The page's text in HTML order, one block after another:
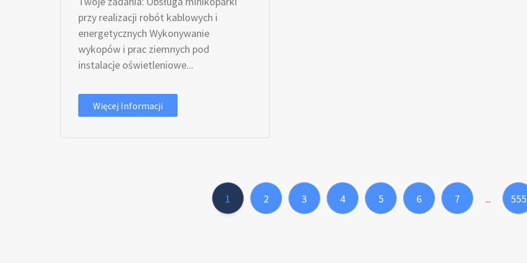
przy realizacji robót kablowych i
energetycznych Wykonywanie
wykopów i prac ziemnych pod
instalacje oświetleniowe...
Więcej Informacji
1 2 3 4 5 6 7 ... 555